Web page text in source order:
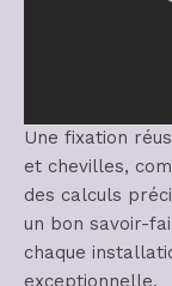
Une fixation
et chevilles,
des calculs
un bon savoir-
chaque
exceptionnelle.